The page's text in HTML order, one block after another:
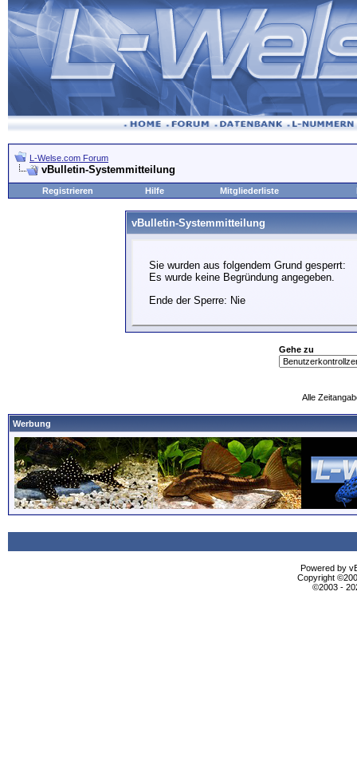
L-Welse.com Forum
vBulletin-Systemmitteilung
Registrieren Hilfe Mitgliederliste
vBulletin-Systemmitteilung
Sie wurden aus folgendem Grund gesperrt:
Es wurde keine Begründung angegeben.
Ende der Sperre: Nie
Gehe zu
Alle
Werbung
Powered by
Copyright
©2003 -